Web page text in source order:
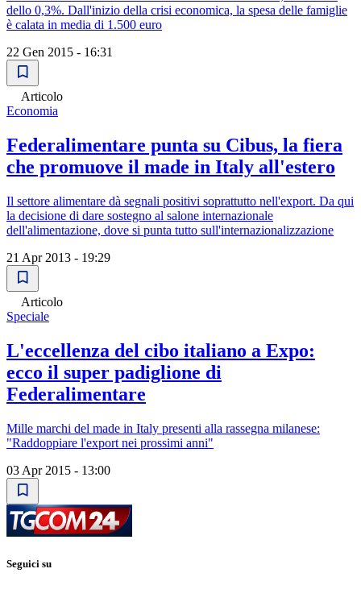
dello 0,3%. Dall'inizio della crisi economica, la spesa delle famiglie
è calata in media di 1.500 euro
22 Gen 2015 - 16:31
Articolo
Economia
Federalimentare punta su Cibus, la fiera
che promuove il made in Italy all'estero
Il settore alimentare dà segnali positivi soprattutto nell'export. Da qui
la decisione di dare sostegno al salone internazionale
dell'alimentazione, dove si punta tutto sull'internazionalizzazione
21 Apr 2013 - 19:29
Articolo
Speciale
L'eccellenza del cibo italiano a Expo:
ecco il super padiglione di
Federalimentare
Mille marchi del made in Italy presenti alla rassegna milanese:
"Raddoppiare l'export nei prossimi anni"
03 Apr 2015 - 13:00
Seguici su